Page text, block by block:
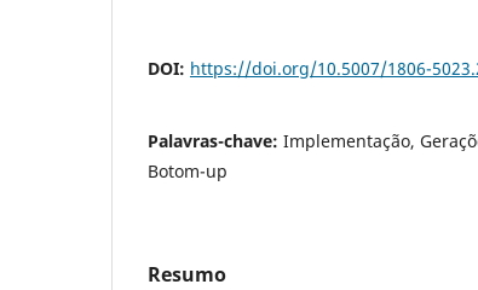
DOI: https://doi.org/10.5007/1806-
Palavras-chave: Implementação,
Botom-up
Resumo